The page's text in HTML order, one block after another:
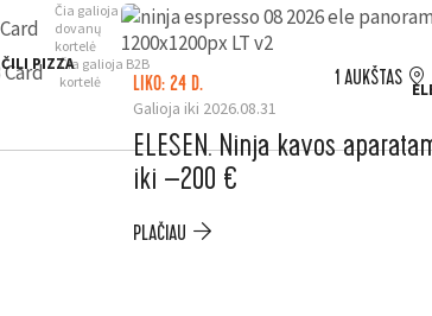
Čia galioja
dovanų
kortelė
Čia galioja B2B
kortelė
1 AUKŠTAS
ČILI PIZZA
LIKO: 24 D.
Galioja iki 2026.08.31
ELESEN. Ninja kavos
iki –200 €
PLAČIAU